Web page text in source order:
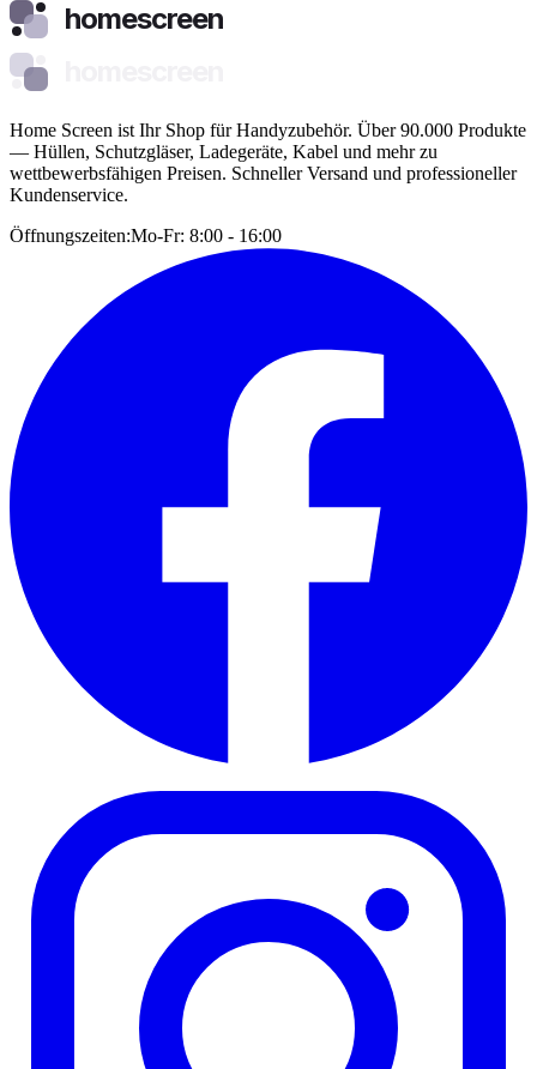
homescreen
Home Screen ist Ihr Shop für Handyzubehör. Über 90.000 Produkte
— Hüllen, Schutzgläser, Ladegeräte, Kabel und mehr zu
wettbewerbsfähigen Preisen. Schneller Versand und professioneller
Kundenservice.
Öffnungszeiten:Mo-Fr: 8:00 - 16:00